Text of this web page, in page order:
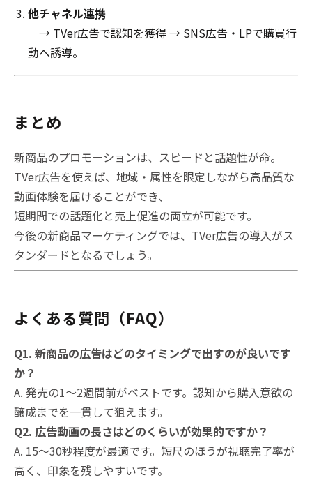
他チャネル連携
→ TVer広告で認知を獲得 → SNS広告・LPで購買行
動へ誘導。
まとめ
新商品のプロモーションは、スピードと話題性が命。
TVer広告を使えば、地域・属性を限定しながら高品質な
動画体験を届けることができ、
短期間での話題化と売上促進の両立が可能です。
今後の新商品マーケティングでは、TVer広告の導入がス
タンダードとなるでしょう。
よくある質問（FAQ）
Q1. 新商品の広告はどのタイミングで出すのが良いです
か？
A. 発売の1〜2週間前がベストです。認知から購入意欲の
醸成までを一貫して狙えます。
Q2. 広告動画の長さはどのくらいが効果的ですか？
A. 15〜30秒程度が最適です。短尺のほうが視聴完了率が
高く、印象を残しやすいです。